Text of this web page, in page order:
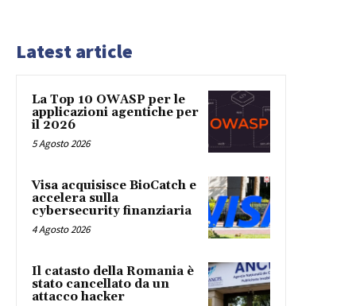
Latest article
La Top 10 OWASP per le
applicazioni agentiche per
il 2026
5 Agosto 2026
Visa acquisisce BioCatch e
accelera sulla
cybersecurity finanziaria
4 Agosto 2026
Il catasto della Romania è
stato cancellato da un
attacco hacker